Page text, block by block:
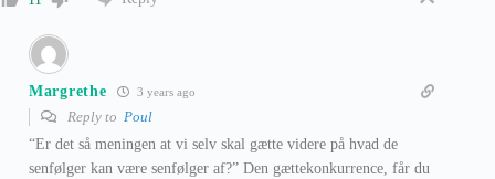
Margrethe 3 years ago
Reply to Poul
“Er det så meningen at vi selv skal gætte videre på hvad de
senfølger kan være senfølger af?” Den gættekonkurrence, får du